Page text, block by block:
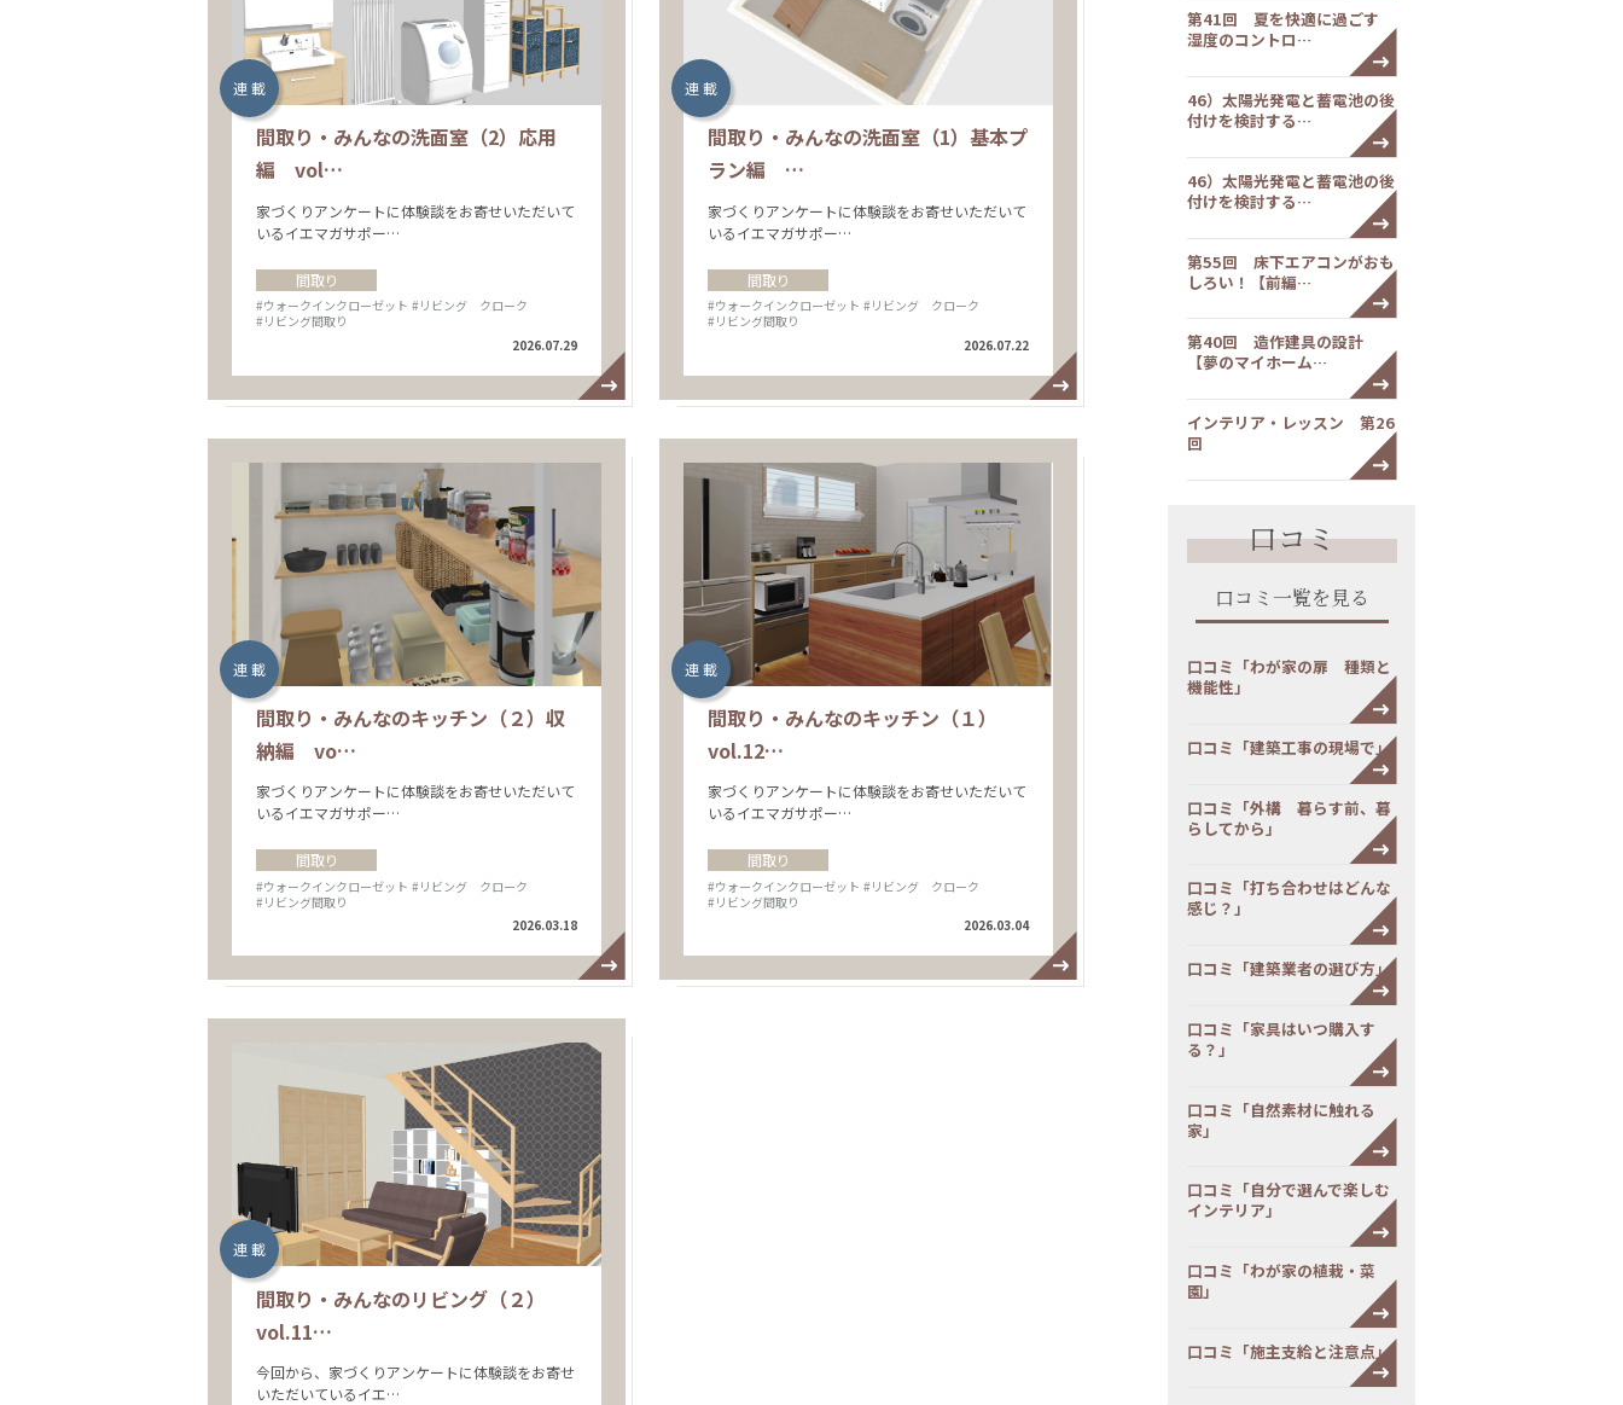
連 載
間取り・みんなの洗面室（2）応用
編 vol…
家づくりアンケートに体験談をお寄せいただいて
いるイエマガサポー…
間取り
#ウォークインクローゼット #リビング クローク
#リビング間取り
2026.07.29
連 載
間取り・みんなの洗面室（1）基本プ
ラン編 …
家づくりアンケートに体験談をお寄せいただいて
いるイエマガサポー…
間取り
#ウォークインクローゼット #リビング クローク
#リビング間取り
2026.07.22
連 載
間取り・みんなのキッチン（２）収
納編 vo…
家づくりアンケートに体験談をお寄せいただいて
いるイエマガサポー…
間取り
#ウォークインクローゼット #リビング クローク
#リビング間取り
2026.03.18
連 載
間取り・みんなのキッチン（１）
vol.12…
家づくりアンケートに体験談をお寄せいただいて
いるイエマガサポー…
間取り
#ウォークインクローゼット #リビング クローク
#リビング間取り
2026.03.04
連 載
間取り・みんなのリビング（２）
vol.11…
今回から、家づくりアンケートに体験談をお寄せ
いただいているイエ…
第41回 夏を快適に過ごす
湿度のコントロ…
46）太陽光発電と蓄電池の後
付けを検討する…
46）太陽光発電と蓄電池の後
付けを検討する…
第55回 床下エアコンがおも
しろい！【前編…
第40回 造作建具の設計
【夢のマイホーム…
インテリア・レッスン 第26
回
口コミ
口コミ一覧を見る
口コミ「わが家の扉 種類と
機能性」
口コミ「建築工事の現場で」
口コミ「外構 暮らす前、暮
らしてから」
口コミ「打ち合わせはどんな
感じ？」
口コミ「建築業者の選び方」
口コミ「家具はいつ購入す
る？」
口コミ「自然素材に触れる
家」
口コミ「自分で選んで楽しむ
インテリア」
口コミ「わが家の植栽・菜
園」
口コミ「施主支給と注意点」